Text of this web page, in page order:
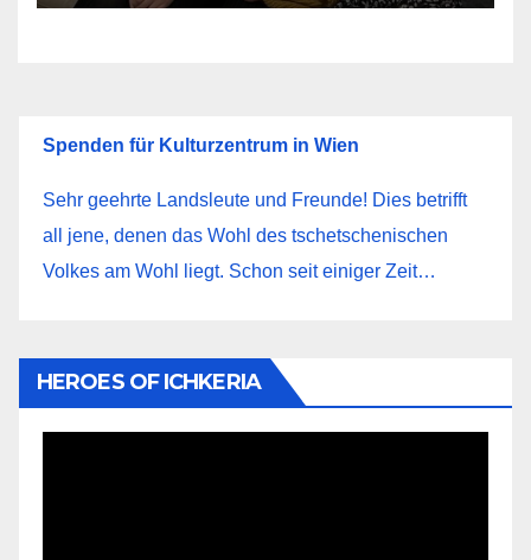
Spenden für Kulturzentrum in Wien
Sehr geehrte Landsleute und Freunde! Dies betrifft
all jene, denen das Wohl des tschetschenischen
Volkes am Wohl liegt. Schon seit einiger Zeit…
HEROES OF ICHKERIA